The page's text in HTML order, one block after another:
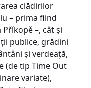
clădirilor
– prima fiind
Příkopě –, cât și
publice, grădini
și verdeață,
(de tip Time Out
variate),